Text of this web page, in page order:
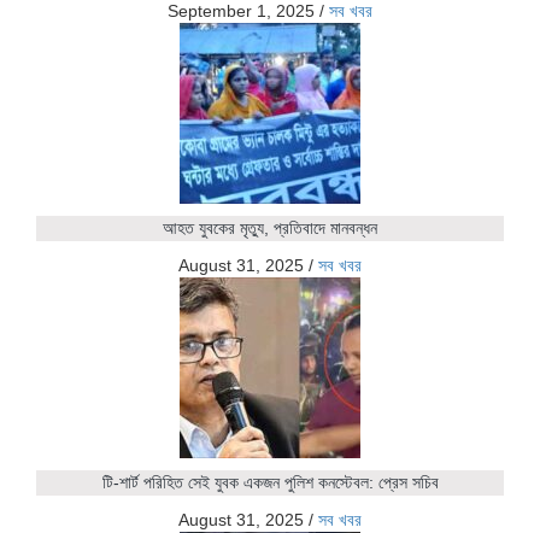
September 1, 2025 / সব খবর
আহত যুবকের মৃত্যু, প্রতিবাদে মানবন্ধন
August 31, 2025 / সব খবর
টি-শার্ট পরিহিত সেই যুবক একজন পুলিশ কনস্টেবল: প্রেস সচিব
August 31, 2025 / সব খবর